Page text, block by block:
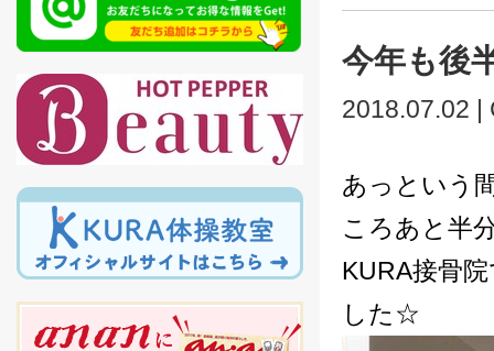
今年も後
2018.07.02
あっという
ころあと半
KURA接骨
した☆